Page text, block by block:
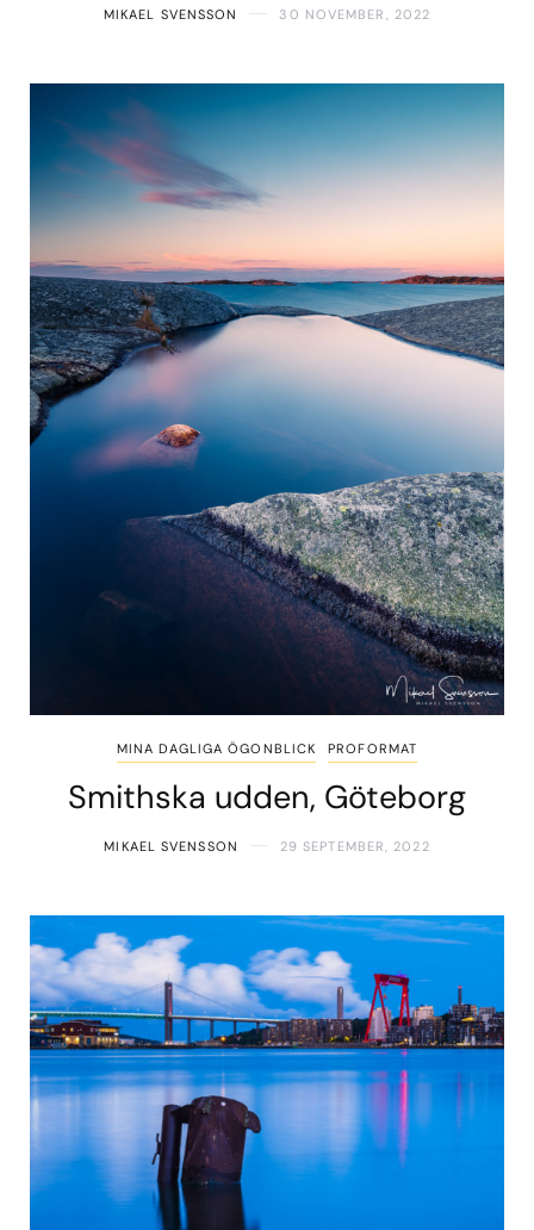
MIKAEL SVENSSON 30 NOVEMBER, 2022
MINA DAGLIGA ÖGONBLICK PROFORMAT
Smithska udden, Göteborg
MIKAEL SVENSSON 29 SEPTEMBER, 2022